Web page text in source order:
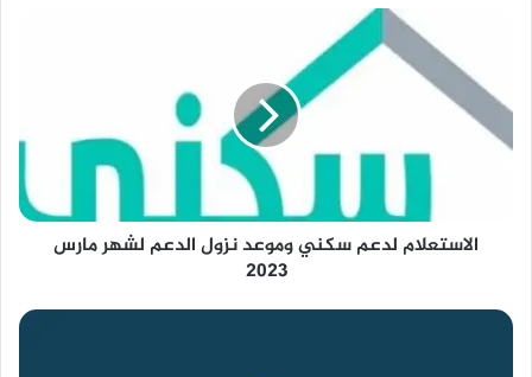
وموعد
نزول
الدعم
الاستعلام لدعم سكني وموعد نزول الدعم لشهر مارس
2023
حجم